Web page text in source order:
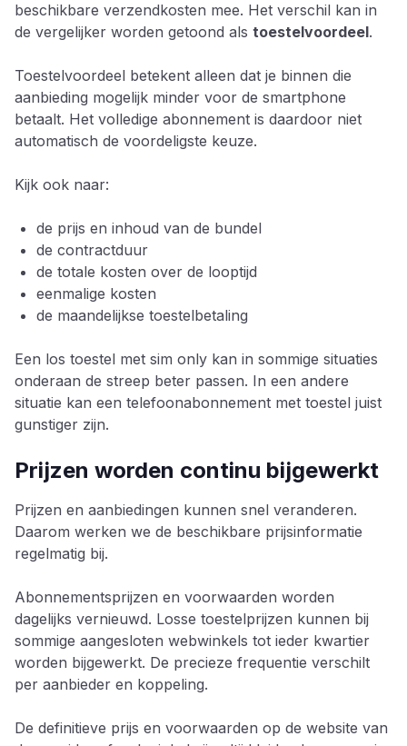
beschikbare verzendkosten mee. Het verschil kan in
de vergelijker worden getoond als toestelvoordeel.
Toestelvoordeel betekent alleen dat je binnen die
aanbieding mogelijk minder voor de smartphone
betaalt. Het volledige abonnement is daardoor niet
automatisch de voordeligste keuze.
Kijk ook naar:
de prijs en inhoud van de bundel
de contractduur
de totale kosten over de looptijd
eenmalige kosten
de maandelijkse toestelbetaling
Een los toestel met sim only kan in sommige situaties
onderaan de streep beter passen. In een andere
situatie kan een telefoonabonnement met toestel juist
gunstiger zijn.
Prijzen worden continu bijgewerkt
Prijzen en aanbiedingen kunnen snel veranderen.
Daarom werken we de beschikbare prijsinformatie
regelmatig bij.
Abonnementsprijzen en voorwaarden worden
dagelijks vernieuwd. Losse toestelprijzen kunnen bij
sommige aangesloten webwinkels tot ieder kwartier
worden bijgewerkt. De precieze frequentie verschilt
per aanbieder en koppeling.
De definitieve prijs en voorwaarden op de website van